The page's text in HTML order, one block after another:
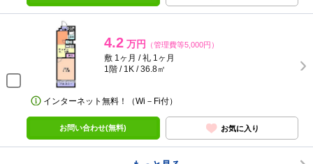
4.2 万円 （管理費等5,000円）
敷 1ヶ月 / 礼 1ヶ月
1階 / 1K / 36.8㎡
インターネット無料！（Wi－Fi付）
お問い合わせ(無料) お気に入り